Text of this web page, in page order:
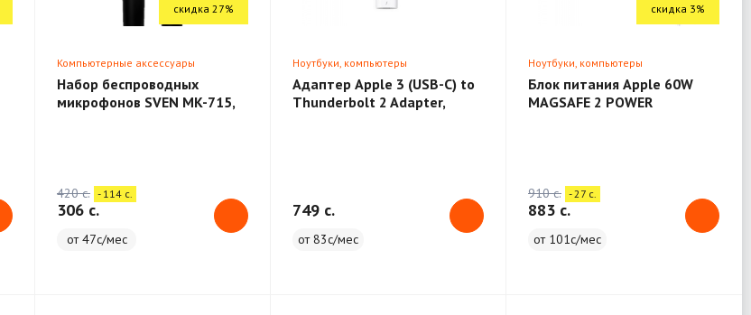
скидка 27%
Компьютерные аксессуары
Набор беспроводных
микрофонов SVEN MK-715,
420 c. - 114 c.
306 c.
от 47с/мес
Ноутбуки, компьютеры
Адаптер Apple 3 (USB-C) to
Thunderbolt 2 Adapter,
749 c.
от 83с/мес
скидка 3%
Ноутбуки, компьютеры
Блок питания Apple 60W
MAGSAFE 2 POWER
910 c. - 27 c.
883 c.
от 101с/мес